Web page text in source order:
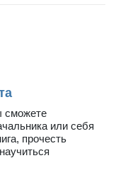
сможете
или себя
прочесть